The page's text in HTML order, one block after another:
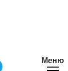
Меню